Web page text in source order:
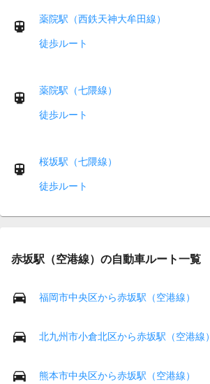
薬院駅（西鉄天神大牟田線）
徒歩ルート
薬院駅（七隈線）
徒歩ルート
桜坂駅（七隈線）
徒歩ルート
赤坂駅（空港線）の自動車ルート一覧
福岡市中央区から赤坂駅（空港線）
北九州市小倉北区から赤坂駅（空港線）
熊本市中央区から赤坂駅（空港線）